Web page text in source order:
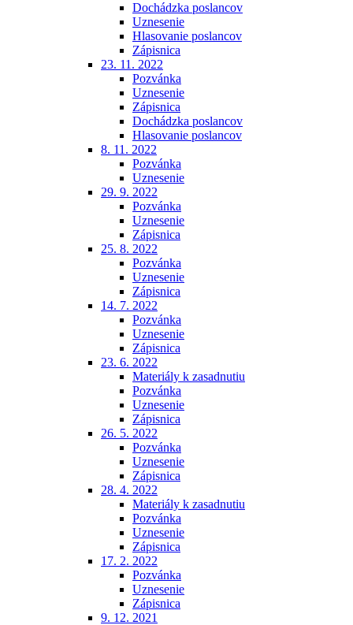
Dochádzka poslancov
Uznesenie
Hlasovanie poslancov
Zápisnica
23. 11. 2022
Pozvánka
Uznesenie
Zápisnica
Dochádzka poslancov
Hlasovanie poslancov
8. 11. 2022
Pozvánka
Uznesenie
29. 9. 2022
Pozvánka
Uznesenie
Zápisnica
25. 8. 2022
Pozvánka
Uznesenie
Zápisnica
14. 7. 2022
Pozvánka
Uznesenie
Zápisnica
23. 6. 2022
Materiály k zasadnutiu
Pozvánka
Uznesenie
Zápisnica
26. 5. 2022
Pozvánka
Uznesenie
Zápisnica
28. 4. 2022
Materiály k zasadnutiu
Pozvánka
Uznesenie
Zápisnica
17. 2. 2022
Pozvánka
Uznesenie
Zápisnica
9. 12. 2021